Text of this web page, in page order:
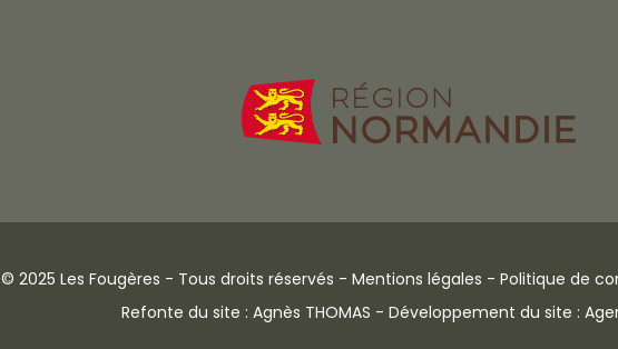
© 2025 Les Fougères - Tous droits réservés - Mentions légales - Politique de
Refonte du site : Agnès THOMAS - Développement du site :